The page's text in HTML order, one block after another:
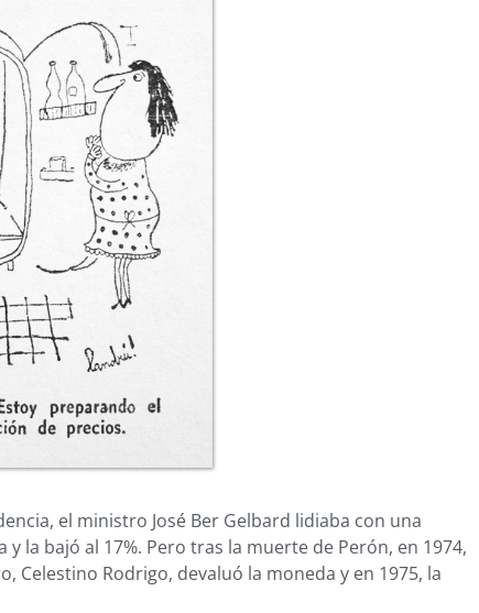
el ministro José Ber Gelbard lidiaba con una
la bajó al 17%. Pero tras la muerte de Perón, en 1974,
Celestino Rodrigo, devaluó la moneda y en 1975, la